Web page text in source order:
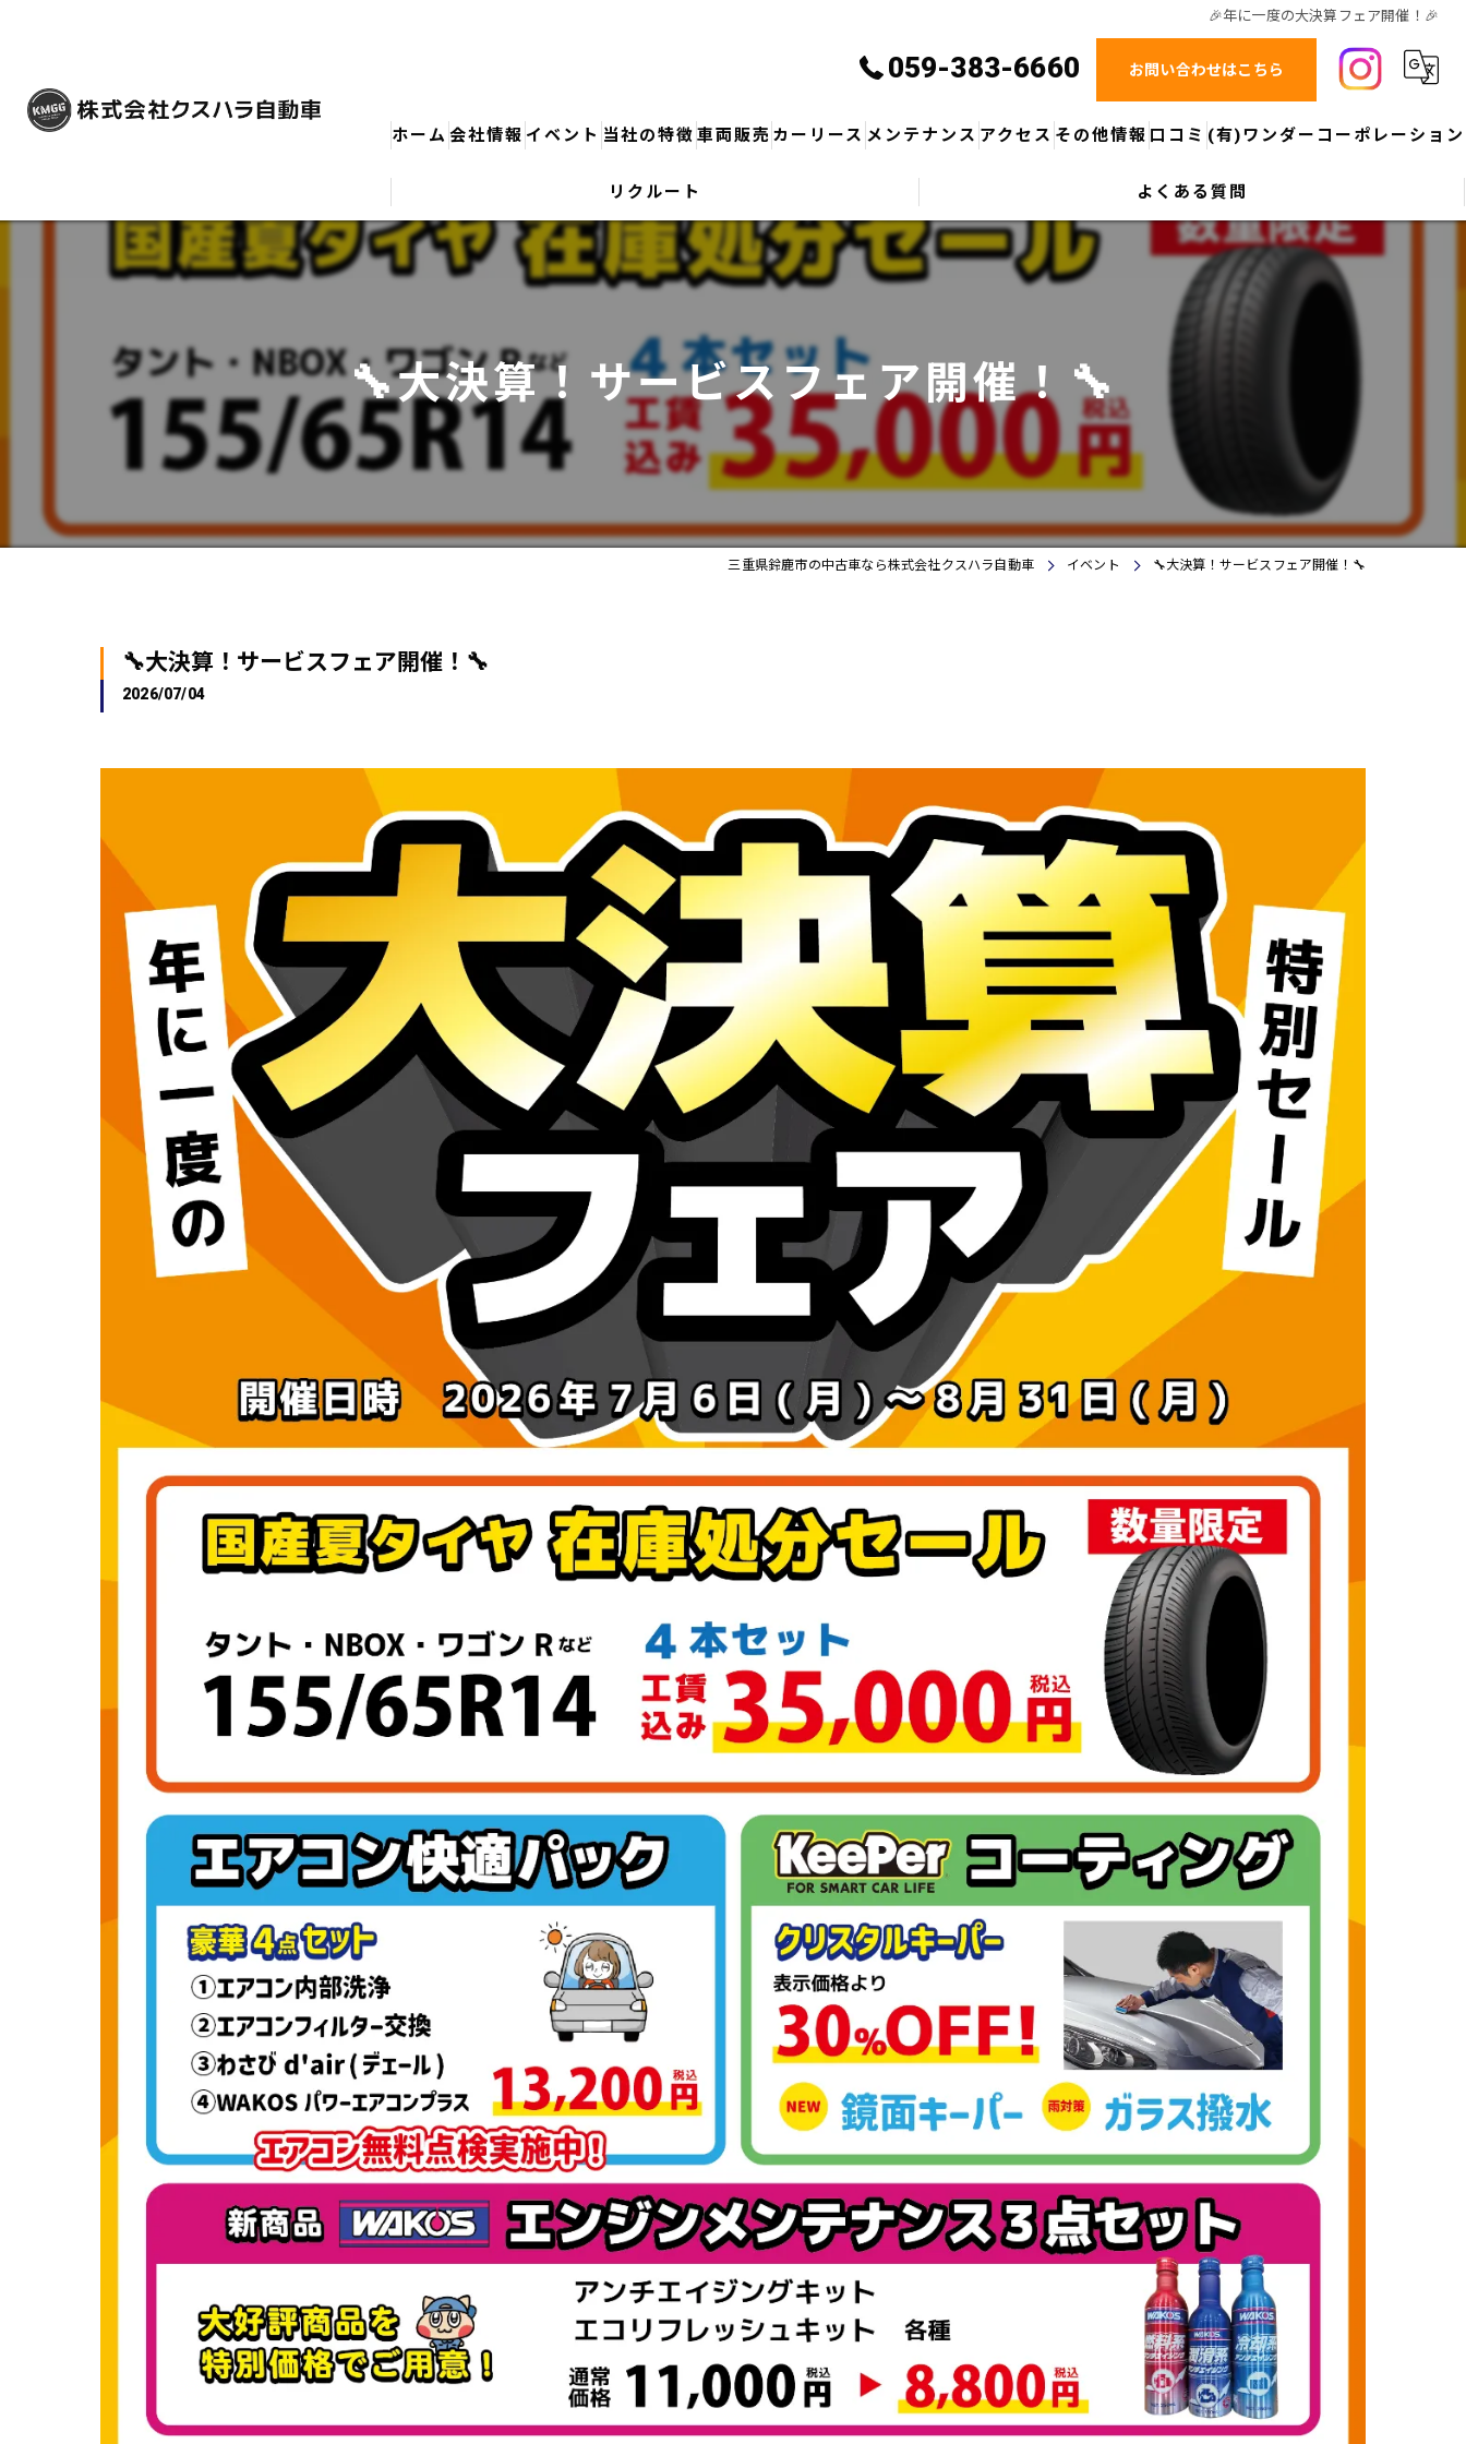
🎉年に一度の大決算フェア開催！🎉
059-383-6660 お問い合わせはこちら
ホーム 会社情報 イベント 当社の特徴
保険
車検
車両販売 カーリース メンテナンス アクセス
グループ紹介：KMG BPセンター(鈑金塗装総事業部)
その他情報
コラム
スマートフォンアプリについてのご案内
モータースポーツ応援
所有権解除についてのご案内
口コミ (有)ワンダーコーポレーション
アップガレージ鈴鹿店
アップガレージ津店
アップガレージ東近江店
iPhone修理アイサポ四日市店
リクルート よくある質問
🔧大決算！サービスフェア開催！🔧
三重県鈴鹿市の中古車なら株式会社クスハラ自動車 イベント 🔧大決算！サービスフェア開催！🔧
🔧大決算！サービスフェア開催！🔧
2026/07/04